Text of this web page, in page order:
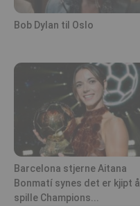
Bob Dylan til Oslo
Barcelona stjerne Aitana
Bonmatí synes det er kjipt å
spille Champions...